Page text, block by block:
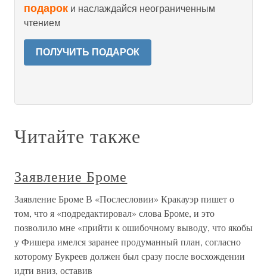
подарок и наслаждайся неограниченным
чтением
ПОЛУЧИТЬ ПОДАРОК
Читайте также
Заявление Броме
Заявление Броме В «Послесловии» Кракауэр пишет о
том, что я «подредактировал» слова Броме, и это
позволило мне «прийти к ошибочному выводу, что якобы
у Фишера имелся заранее продуманный план, согласно
которому Букреев должен был сразу после восхождении
идти вниз, оставив